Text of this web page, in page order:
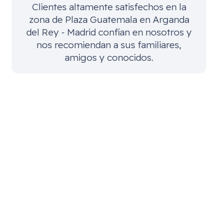
Clientes altamente satisfechos en la
zona de Plaza Guatemala en Arganda
del Rey - Madrid confían en nosotros y
nos recomiendan a sus familiares,
amigos y conocidos.